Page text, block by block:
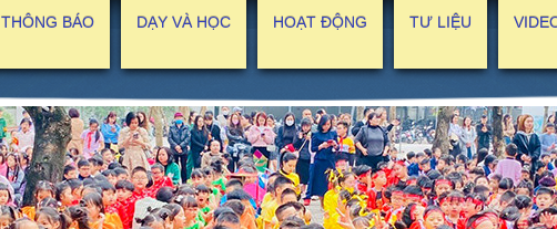
THÔNG BÁO DẠY VÀ HỌC HOẠT ĐỘNG TƯ LIỆU